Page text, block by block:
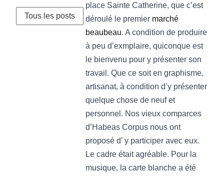
Tous les posts
place Sainte Catherine, que c’est
déroulé le premier marché
beaubeau. A condition de produire
à peu d’exmplaire, quiconque est
le bienvenu pour y présenter son
travail. Que ce soit en graphisme,
artisanat, à condition d’y présenter
quelque chose de neuf et
personnel. Nos vieux comparces
d’Habeas Corpus nous ont
proposé d’ y participer avec eux.
Le cadre était agréable. Pour la
musique, la carte blanche a été